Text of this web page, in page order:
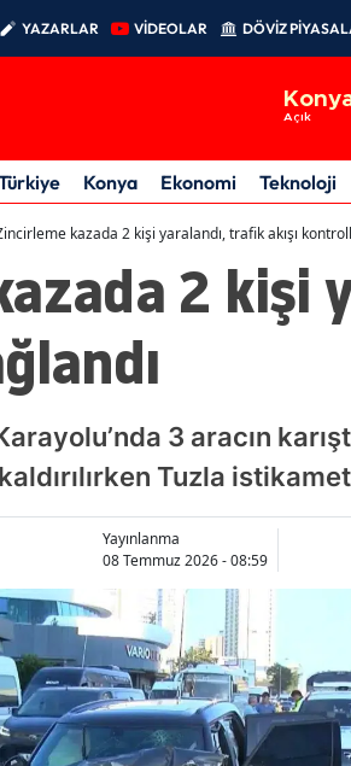
YAZARLAR VİDEOLAR DÖVİZ
Açık
Bitlis
Bolu
Konya Ekonomi Teknoloji
kazada 2 kişi yaralandı, trafik akışı
2 kişi
3 aracın
Tuzla
Yayınlanma
08 Temmuz 2026 - 08:59